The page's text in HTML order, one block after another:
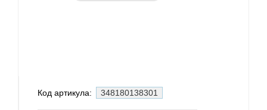
Код артикула: 348180138301